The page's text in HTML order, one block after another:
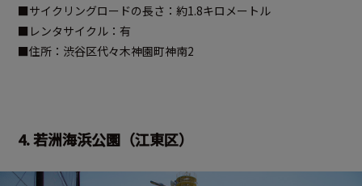
■サイクリングロードの長さ：約1.8キロメートル
■レンタサイクル：有
■住所：渋谷区代々木神園町神南2
4. 若洲海浜公園（江東区）